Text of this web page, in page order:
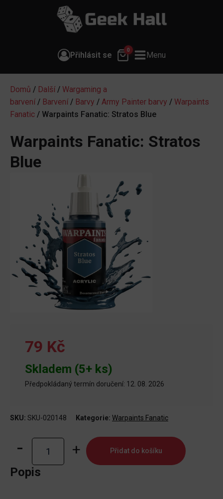
Přihlásit se
0
Menu
Domů / Další / Wargaming a
barvení / Barvení / Barvy / Army Painter barvy / Warpaints
Fanatic / Warpaints Fanatic: Stratos Blue
Warpaints Fanatic: Stratos
Blue
79 Kč
Skladem (5+ ks)
Předpokládaný termín doručení: 12. 08. 2026
SKU: SKU-020148 Kategorie: Warpaints Fanatic
Fanatic:
Stratos
Přidat do košíku
Popis